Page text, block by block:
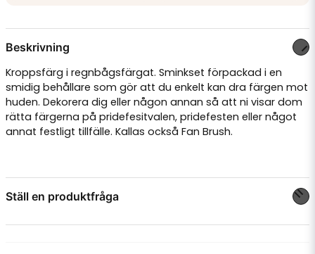
Beskrivning
Kroppsfärg i regnbågsfärgat. Sminkset förpackad i en
smidig behållare som gör att du enkelt kan dra färgen mot
huden. Dekorera dig eller någon annan så att ni visar dom
rätta färgerna på pridefesitvalen, pridefesten eller något
annat festligt tillfälle. Kallas också Fan Brush.
Ställ en produktfråga